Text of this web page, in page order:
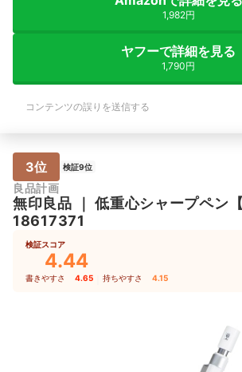
1,982円
ヤフーで詳細を見る
1,790円
コンテンツの誤りを送信する
3位 検証9位
良品計画
無印良品 ｜低重心シャープペン
18617371
検証スコア
4.44
書きやすさ 4.65 持ちやすさ 4.15